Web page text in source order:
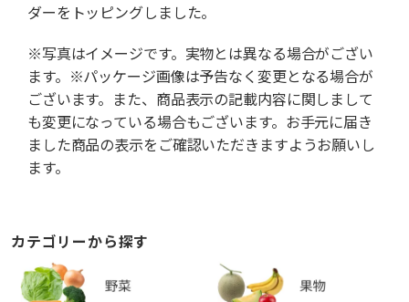
ダーをトッピングしました。
※写真はイメージです。実物とは異なる場合がござい
ます。※パッケージ画像は予告なく変更となる場合が
ございます。また、商品表示の記載内容に関しまして
も変更になっている場合もございます。お手元に届き
ました商品の表示をご確認いただきますようお願いし
ます。
カテゴリーから探す